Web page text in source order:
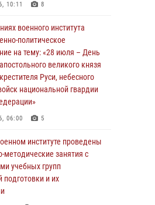
10:11 8
военного института
политическое
на тему: «28 июля – День
великого князя
Руси, небесного
национальной гвардии
06:00 5
институте проведены
методические занятия с
учебных групп
подготовки и их